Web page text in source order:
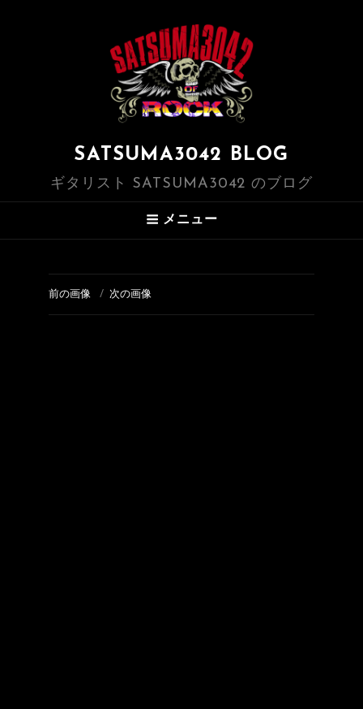
SATSUMA3042 BLOG
ギタリスト SATSUMA3042 のブログ
メニュー
前の画像 次の画像